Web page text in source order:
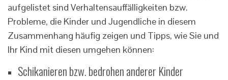
aufgelistet sind Verhaltensauffälligkeiten bzw.
Probleme, die Kinder und Jugendliche in diesem
Zusammenhang häufig zeigen und Tipps, wie Sie und
Ihr Kind mit diesen umgehen können:
Schikanieren bzw. bedrohen anderer Kinder